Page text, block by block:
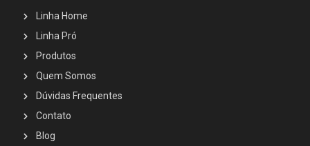
Linha Home
Linha Pró
Produtos
Quem Somos
Dúvidas Frequentes
Contato
Blog